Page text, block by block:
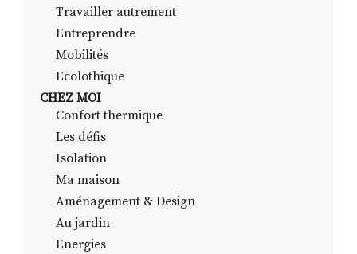
RECHERCHER
Travailler autrement
Entreprendre
Mobilités
Ecolothique
CHEZ MOI
Confort thermique
Les défis
Isolation
Ma maison
Aménagement & Design
Au jardin
Energies